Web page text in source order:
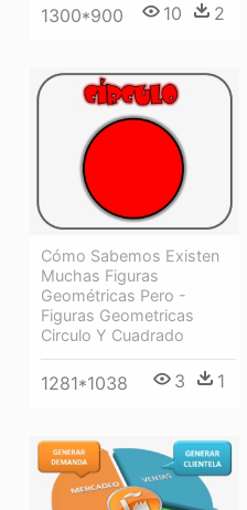
1300*900 10 2
Cómo Sabemos Existen
Muchas Figuras
Geométricas Pero -
Figuras Geometricas
Circulo Y Cuadrado
1281*1038 3 1